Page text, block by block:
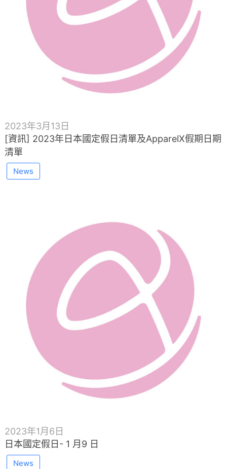
2023年3月13日
[資訊] 2023年日本國定假日清單及ApparelX假期日期
清單
News
2023年1月6日
日本國定假日- 1 月9 日
News